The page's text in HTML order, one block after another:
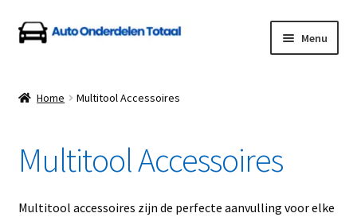
Ga
door
navigatie
Ga
naar
inhoud
Menu
Auto Onderdelen Shop
Betalen en Verzenden
Home Multitool Accessoires
Multitool Accessoires
Multitool accessoires zijn de perfecte aanvulling voor elke